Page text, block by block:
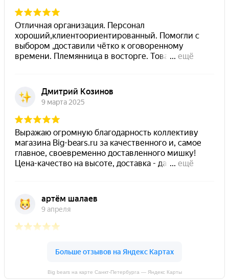
Big bears на карте Санкт‑Петербурга — Яндекс Карты